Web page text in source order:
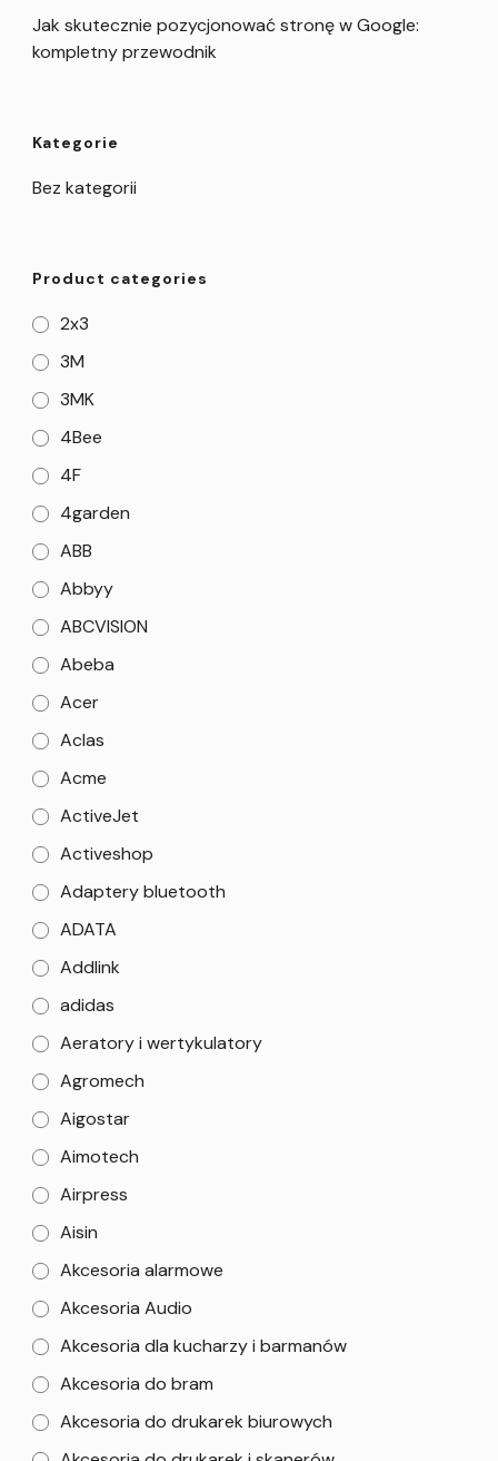
Jak skutecznie pozycjonować stronę w Google:
kompletny przewodnik
Kategorie
Bez kategorii
Product categories
2x3
3M
3MK
4Bee
4F
4garden
ABB
Abbyy
ABCVISION
Abeba
Acer
Aclas
Acme
ActiveJet
Activeshop
Adaptery bluetooth
ADATA
Addlink
adidas
Aeratory i wertykulatory
Agromech
Aigostar
Aimotech
Airpress
Aisin
Akcesoria alarmowe
Akcesoria Audio
Akcesoria dla kucharzy i barmanów
Akcesoria do bram
Akcesoria do drukarek biurowych